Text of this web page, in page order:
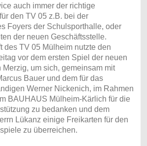
auch immer der richtige
den TV 05 z.B. bei der
Foyers der Schulsporthalle, oder
der neuen Geschäftsstelle.
des TV 05 Mülheim nutzte den
vor dem ersten Spiel der neuen
um sich, gemeinsam mit
Bauer und dem für das
Werner Nickenich, im Rahmen
BAUHAUS Mülheim-Kärlich für die
zu bedanken und dem
Lükanz einige Freikarten für den
zu überreichen.